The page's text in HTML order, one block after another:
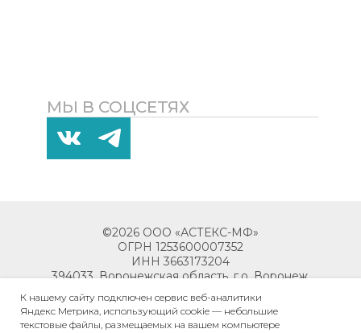
©2026 ООО «АСТЕКС-МФ»
ОГРН 1253600007352
ИНН 3663173204
394033, Воронежская область, г.о. Воронеж,
г. Воронеж, пр-кт Ленинский, д. 119М,
помещ. 6
МЫ В СОЦСЕТЯХ
К нашему сайту подключен сервис веб-аналитики
Яндекс Метрика, использующий cookie — небольшие
текстовые файлы, размещаемых на вашем компьютере